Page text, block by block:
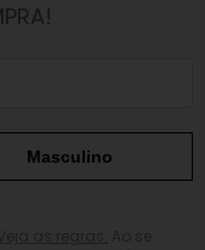
Masculino